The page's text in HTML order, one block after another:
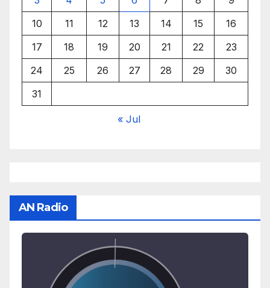
10
11 12 13 14 15
16
17
18 19 20 21 22
23
24
25 26 27 28 29
30
31
« Jul
AN Radio